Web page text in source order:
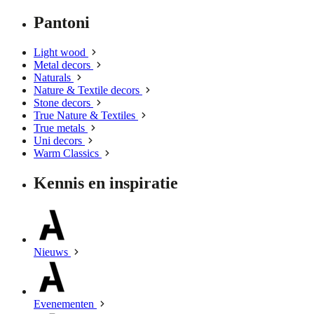
Pantoni
Light wood
Metal decors
Naturals
Nature & Textile decors
Stone decors
True Nature & Textiles
True metals
Uni decors
Warm Classics
Kennis en inspiratie
Nieuws
Evenementen